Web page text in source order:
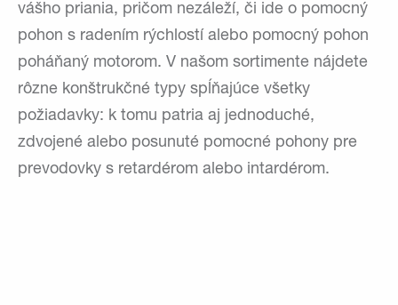
vášho priania, pričom nezáleží, či ide o pomocný
pohon s radením rýchlostí alebo pomocný pohon
poháňaný motorom. V našom sortimente nájdete
rôzne konštrukčné typy spĺňajúce všetky
požiadavky: k tomu patria aj jednoduché,
zdvojené alebo posunuté pomocné pohony pre
prevodovky s retardérom alebo intardérom.